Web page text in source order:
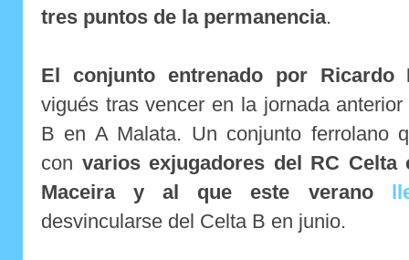
tres puntos de la permanencia.
El conjunto entrenado por Ricardo
vigués tras vencer en la jornada
B en A Malata. Un conjunto ferrolano
con varios exjugadores del RC Celta
Maceira y al que
este verano
desvincularse del Celta B en junio.